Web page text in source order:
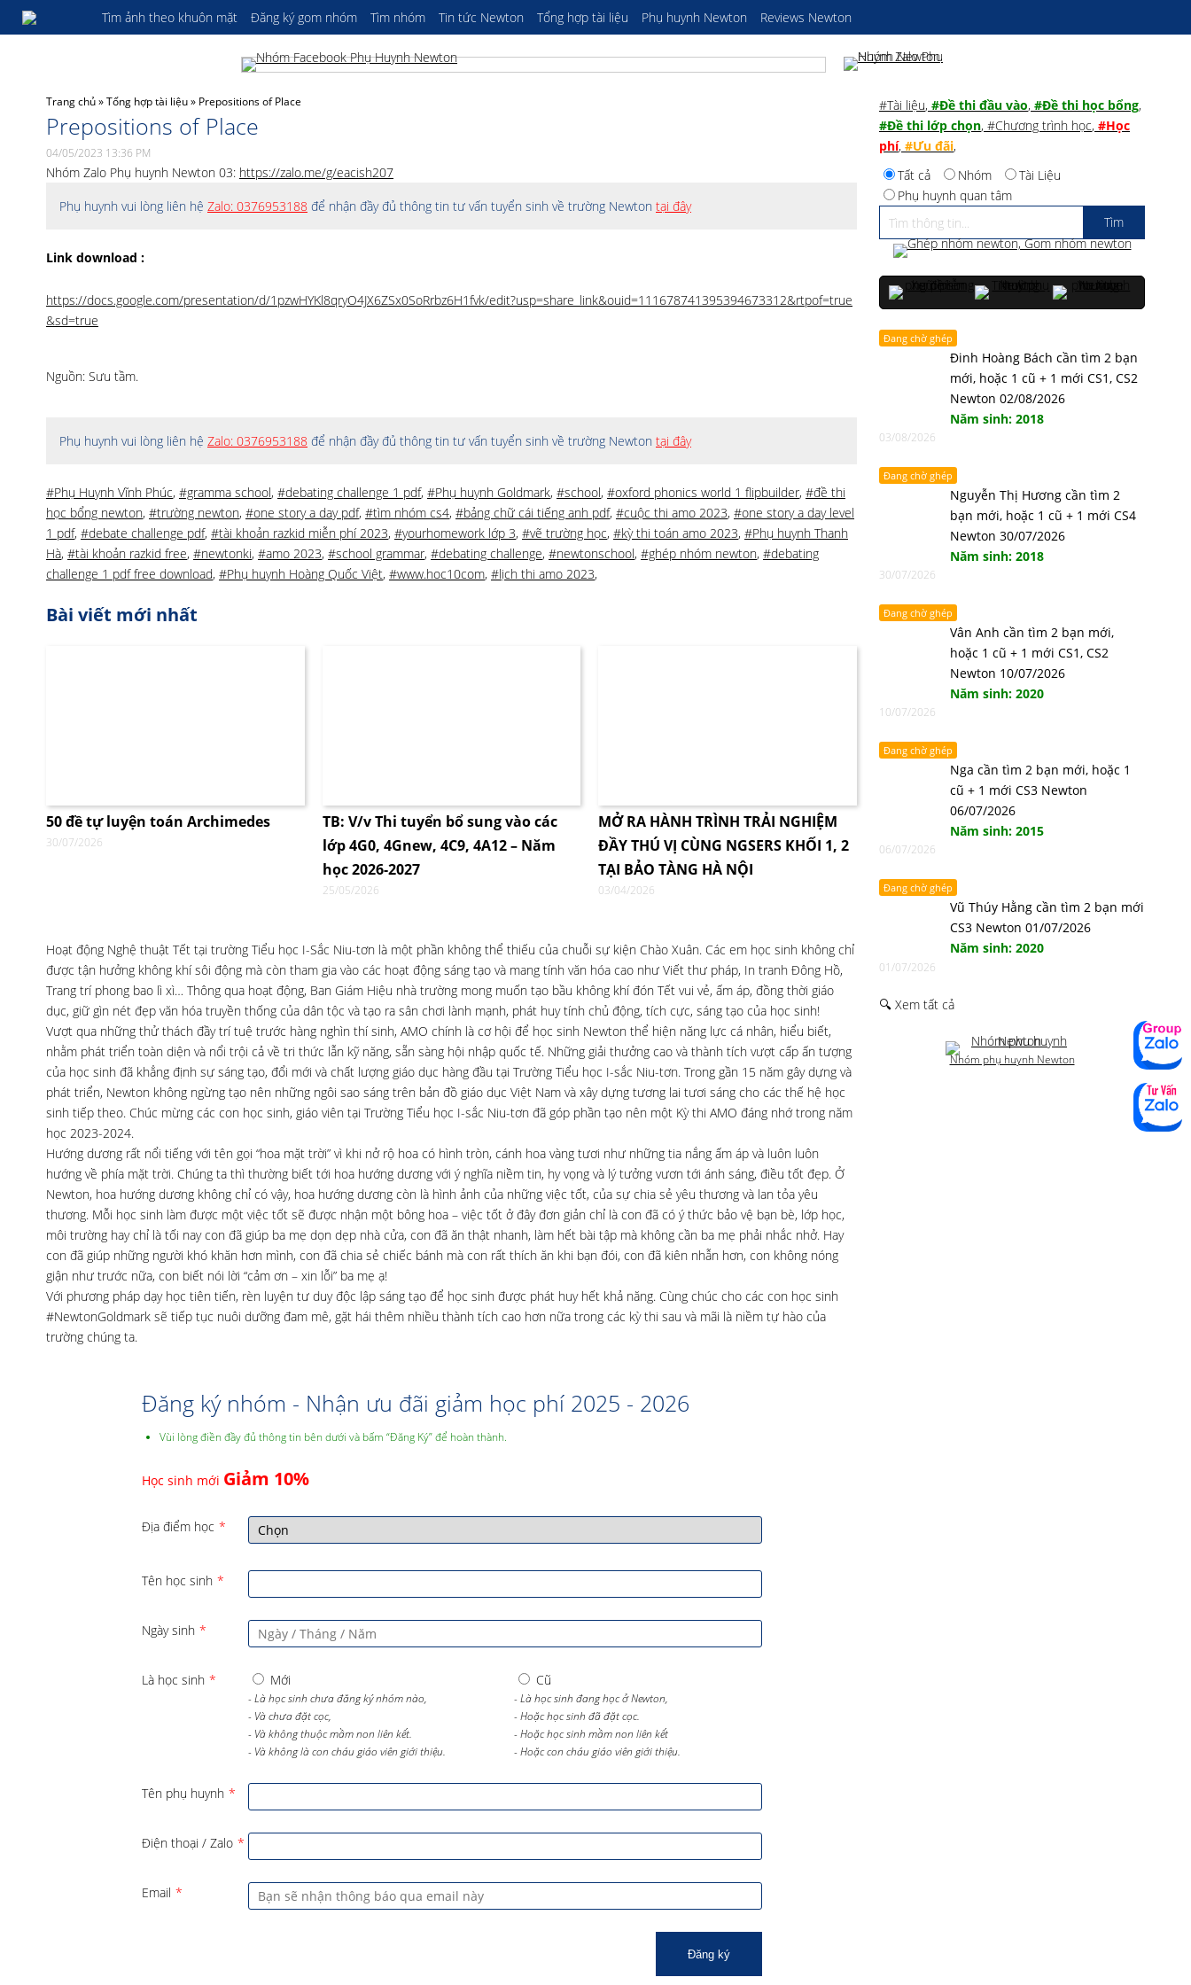
Tìm ảnh theo khuôn mặt Đăng ký gom nhóm Tìm nhóm Tin tức Newton Tổng hợp tài liệu Phụ huynh Newton Reviews Newton
Trang chủ»Tổng hợp tài liệu» Prepositions of Place
Prepositions of Place
04/05/2023 13:36 PM
Nhóm Zalo Phụ huynh Newton 03: https://zalo.me/g/eacish207
Phụ huynh vui lòng liên hệ Zalo: 0376953188 để nhận đầy đủ thông tin tư vấn tuyển sinh về trường Newton tại đây
Link download :
https://docs.google.com/presentation/d/1pzwHYKl8qryO4JX6ZSx0SoRrbz6H1fvk/edit?usp=share_link&ouid=111678741395394673312&rtpof=true
&sd=true
Nguồn: Sưu tầm.
Phụ huynh vui lòng liên hệ Zalo: 0376953188 để nhận đầy đủ thông tin tư vấn tuyển sinh về trường Newton tại đây
#Phụ Huynh Vĩnh Phúc, #gramma school, #debating challenge 1 pdf, #Phụ huynh Goldmark, #school, #oxford phonics world 1 flipbuilder, #đề thi
học bổng newton, #trường newton, #one story a day pdf, #tìm nhóm cs4, #bảng chữ cái tiếng anh pdf, #cuộc thi amo 2023, #one story a day level
1 pdf, #debate challenge pdf, #tài khoản razkid miễn phí 2023, #yourhomework lớp 3, #vẽ trường học, #kỳ thi toán amo 2023, #Phụ huynh Thanh
Hà, #tài khoản razkid free, #newtonki, #amo 2023, #school grammar, #debating challenge, #newtonschool, #ghép nhóm newton, #debating
challenge 1 pdf free download, #Phụ huynh Hoàng Quốc Việt, #www.hoc10com, #lịch thi amo 2023,
Bài viết mới nhất
50 đề tự luyện toán Archimedes
30/07/2026
TB: V/v Thi tuyển bổ sung vào các
lớp 4G0, 4Gnew, 4C9, 4A12 – Năm
học 2026-2027
25/05/2026
MỞ RA HÀNH TRÌNH TRẢI NGHIỆM
ĐẦY THÚ VỊ CÙNG NGSERS KHỐI 1, 2
TẠI BẢO TÀNG HÀ NỘI
03/04/2026
Hoạt động Nghệ thuật Tết tại trường Tiểu học I-Sắc Niu-tơn là một phần không thể thiếu của chuỗi sự kiện Chào Xuân. Các em học sinh không chỉ
được tận hưởng không khí sôi động mà còn tham gia vào các hoạt động sáng tạo và mang tính văn hóa cao như Viết thư pháp, In tranh Đông Hồ,
Trang trí phong bao lì xì… Thông qua hoạt động, Ban Giám Hiệu nhà trường mong muốn tạo bầu không khí đón Tết vui vẻ, ấm áp, đồng thời giáo
dục, giữ gìn nét đẹp văn hóa truyền thống của dân tộc và tạo ra sân chơi lành mạnh, phát huy tính chủ động, tích cực, sáng tạo của học sinh!
Vượt qua những thử thách đầy trí tuệ trước hàng nghìn thí sinh, AMO chính là cơ hội để học sinh Newton thể hiện năng lực cá nhân, hiểu biết,
nhằm phát triển toàn diện và nổi trội cả về tri thức lẫn kỹ năng, sẵn sàng hội nhập quốc tế. Những giải thưởng cao và thành tích vượt cấp ấn tượng
của học sinh đã khẳng định sự sáng tạo, đổi mới và chất lượng giáo dục hàng đầu tại Trường Tiểu học I-sắc Niu-tơn. Trong gần 15 năm gây dựng và
phát triển, Newton không ngừng tạo nên những ngôi sao sáng trên bản đồ giáo dục Việt Nam và xây dựng tương lai tươi sáng cho các thế hệ học
sinh tiếp theo. Chúc mừng các con học sinh, giáo viên tại Trường Tiểu học I-sắc Niu-tơn đã góp phần tạo nên một Kỳ thi AMO đáng nhớ trong năm
học 2023-2024.
Hướng dương rất nổi tiếng với tên gọi “hoa mặt trời” vì khi nở rộ hoa có hình tròn, cánh hoa vàng tươi như những tia nắng ấm áp và luôn luôn
hướng về phía mặt trời. Chúng ta thì thường biết tới hoa hướng dương với ý nghĩa niềm tin, hy vọng và lý tưởng vươn tới ánh sáng, điều tốt đẹp. Ở
Newton, hoa hướng dương không chỉ có vậy, hoa hướng dương còn là hình ảnh của những việc tốt, của sự chia sẻ yêu thương và lan tỏa yêu
thương. Mỗi học sinh làm được một việc tốt sẽ được nhận một bông hoa – việc tốt ở đây đơn giản chỉ là con đã có ý thức bảo vệ bạn bè, lớp học,
môi trường hay chỉ là tối nay con đã giúp ba mẹ dọn dẹp nhà cửa, con đã ăn thật nhanh, làm hết bài tập mà không cần ba mẹ phải nhắc nhở. Hay
con đã giúp những người khó khăn hơn mình, con đã chia sẻ chiếc bánh mà con rất thích ăn khi bạn đói, con đã kiên nhẫn hơn, con không nóng
giận như trước nữa, con biết nói lời “cảm ơn – xin lỗi” ba mẹ ạ!
Với phương pháp dạy học tiên tiến, rèn luyện tư duy độc lập sáng tạo để học sinh được phát huy hết khả năng. Cùng chúc cho các con học sinh
#NewtonGoldmark sẽ tiếp tục nuôi dưỡng đam mê, gặt hái thêm nhiều thành tích cao hơn nữa trong các kỳ thi sau và mãi là niềm tự hào của
trường chúng ta.
Đăng ký nhóm - Nhận ưu đãi giảm học phí 2025 - 2026
Vùi lòng điền đầy đủ thông tin bên dưới và bấm “Đăng Ký” để hoàn thành.
Học sinh mới Giảm 10%
Địa điểm học *
Tên học sinh *
Ngày sinh *
Là học sinh * Mới
- Là học sinh chưa đăng ký nhóm nào,
- Và chưa đặt cọc,
- Và không thuộc mầm non liên kết.
- Và không là con cháu giáo viên giới thiệu.
Cũ
- Là học sinh đang học ở Newton,
- Hoặc học sinh đã đặt cọc.
- Hoặc học sinh mầm non liên kết
- Hoặc con cháu giáo viên giới thiệu.
Tên phụ huynh *
Điện thoại / Zalo *
Email *
Đăng ký
#Tài liệu, #Đề thi đầu vào, #Đề thi học bổng,
#Đề thi lớp chọn, #Chương trình học, #Học
phí, #Ưu đãi,
Tất cả
Nhóm
Tài Liệu
Phụ huynh quan tâm
Đang chờ ghép
Đinh Hoàng Bách cần tìm 2 bạn
mới, hoặc 1 cũ + 1 mới CS1, CS2
Newton 02/08/2026
Năm sinh: 2018
03/08/2026
Đang chờ ghép
Nguyễn Thị Hương cần tìm 2
bạn mới, hoặc 1 cũ + 1 mới CS4
Newton 30/07/2026
Năm sinh: 2018
30/07/2026
Đang chờ ghép
Vân Anh cần tìm 2 bạn mới,
hoặc 1 cũ + 1 mới CS1, CS2
Newton 10/07/2026
Năm sinh: 2020
10/07/2026
Đang chờ ghép
Nga cần tìm 2 bạn mới, hoặc 1
cũ + 1 mới CS3 Newton
06/07/2026
Năm sinh: 2015
06/07/2026
Đang chờ ghép
Vũ Thúy Hằng cần tìm 2 bạn mới
CS3 Newton 01/07/2026
Năm sinh: 2020
01/07/2026
🔍 Xem tất cả
Nhóm phụ huynh Newton